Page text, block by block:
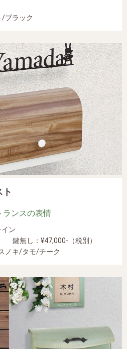
/ブラック
ランスの表情
ン
鍵無し：¥47,000-（税別）
ノキ/タモ/チーク